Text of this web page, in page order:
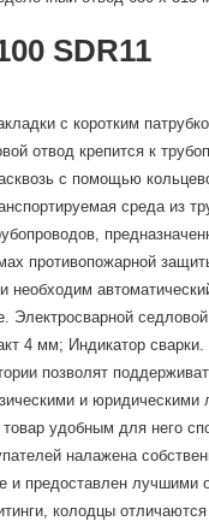
SDR11
с коротким
отвод крепится к
с помощью
среда из
противопожарной
Электросварной
4 мм; Индикатор
позволят
и
удобным для него
налажена
и предоставлен
колодцы